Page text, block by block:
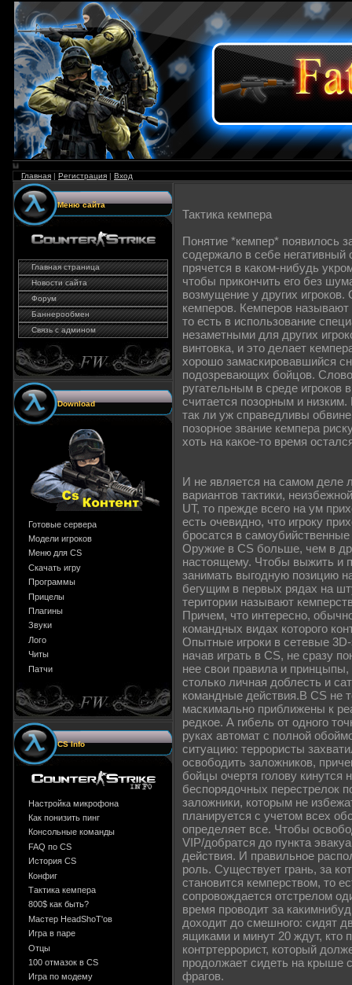
Главная | Регистрация | Вход
Меню сайта
Главная страница
Новости сайта
Форум
Баннерообмен
Связь с админом
Download
Готовые сервера
Модели игроков
Меню для CS
Скачать игру
Программы
Прицелы
Плагины
Звуки
Лого
Читы
Патчи
CS Info
Настройка микрофона
Как понизить пинг
Консольные команды
FAQ по CS
История CS
Конфиг
Тактика кемпера
800$ как быть?
Мастер HeadShoT'ов
Игра в паре
Отцы
100 отмазок в CS
Игра по модему
Тактика кемпера
Понятие *кемпер* появилось
содержало в себе негативный
прячется в каком-нибудь
чтобы прикончить его без
возмущение у других
кемперов. Кемперов
то есть в использование
незаметными для других
винтовка, и это делает
хорошо замаскировавшийся
подозревающих бойцов.
ругательным в среде
считается позорным и
так ли уж справедливы
позорное звание кемпера
хоть на какое-то время
И не является на самом деле
вариантов тактики,
UT, то прежде всего на ум
есть очевидно, что игроку
бросатся в
Оружие в CS больше, чем в
настоящему. Чтобы выжить и
занимать выгодную позицию
бегущим в первых рядах на
територии называют
Причем, что интересно,
командных видах которого
Опытные игроки в сетевые
начав играть в CS, не сразу
нее свои правила и
столько личная доблесть и
командные действия.В CS не
маскимально приближены к
редкое. А гибель от одного
руках автомат с полной
ситуацию: террористы
освободить заложников,
бойцы очертя голову кинутся
беспорядочных перестрелок
заложники, которым не
планируется с учетом всех
определяет все. Чтобы
VIP/добратся до пункта
действия. И правильное
роль. Существует грань, за
становится кемперством, то
сопровождается отстрелом
время проводит за
доходит до смешного: сидят
ящиками и минут 20 ждут,
контртеррорист, который
продолжает сидеть на крыше
фрагов.